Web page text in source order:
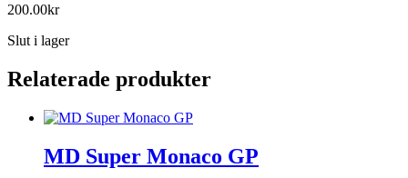
200.00kr
Slut i lager
Relaterade produkter
MD Super Monaco GP